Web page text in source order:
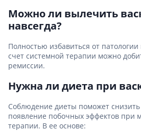
Можно ли вылечить
навсегда?
Полностью избавиться от
счет системной терапии можно
ремиссии.
Нужна ли диета при
Соблюдение диеты поможет
появление побочных эффектов при
терапии. В ее основе: